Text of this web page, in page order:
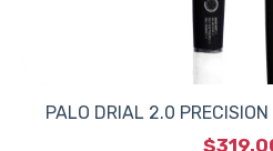
PALO DRIAL 2.0